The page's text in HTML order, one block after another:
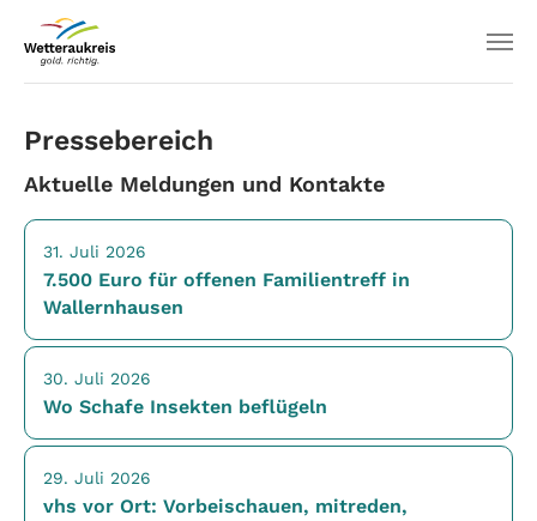
Pressebereich
Aktuelle Meldungen und Kontakte
31. Juli 2026
7.500 Euro für offenen Familientreff in
Wallernhausen
30. Juli 2026
Wo Schafe Insekten beflügeln
29. Juli 2026
vhs vor Ort: Vorbeischauen, mitreden,